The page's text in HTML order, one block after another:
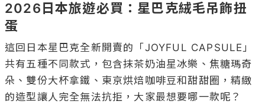
2026日本旅遊必買：星巴克絨毛吊飾扭
蛋
這回日本星巴克全新開賣的「JOYFUL CAPSULE」
共有五種不同款式，包含抹茶奶油星冰樂、焦糖瑪奇
朵、雙份大杯拿鐵、東京烘焙咖啡豆和甜甜圈，精緻
的造型讓人完全無法抗拒，大家最想要哪一款呢？